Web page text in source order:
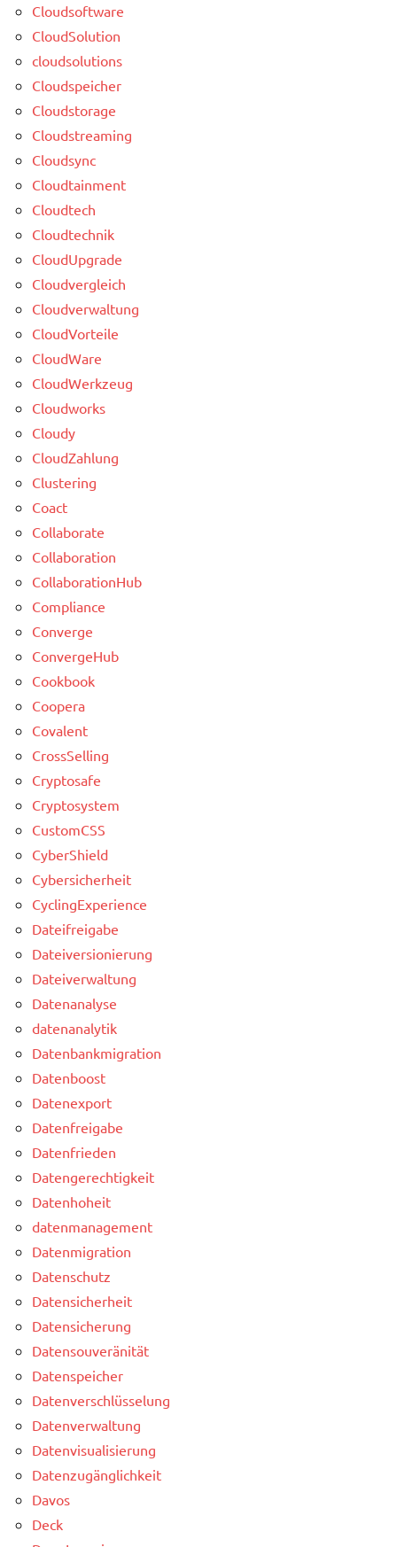
Cloudsoftware
CloudSolution
cloudsolutions
Cloudspeicher
Cloudstorage
Cloudstreaming
Cloudsync
Cloudtainment
Cloudtech
Cloudtechnik
CloudUpgrade
Cloudvergleich
Cloudverwaltung
CloudVorteile
CloudWare
CloudWerkzeug
Cloudworks
Cloudy
CloudZahlung
Clustering
Coact
Collaborate
Collaboration
CollaborationHub
Compliance
Converge
ConvergeHub
Cookbook
Coopera
Covalent
CrossSelling
Cryptosafe
Cryptosystem
CustomCSS
CyberShield
Cybersicherheit
CyclingExperience
Dateifreigabe
Dateiversionierung
Dateiverwaltung
Datenanalyse
datenanalytik
Datenbankmigration
Datenboost
Datenexport
Datenfreigabe
Datenfrieden
Datengerechtigkeit
Datenhoheit
datenmanagement
Datenmigration
Datenschutz
Datensicherheit
Datensicherung
Datensouveränität
Datenspeicher
Datenverschlüsselung
Datenverwaltung
Datenvisualisierung
Datenzugänglichkeit
Davos
Deck